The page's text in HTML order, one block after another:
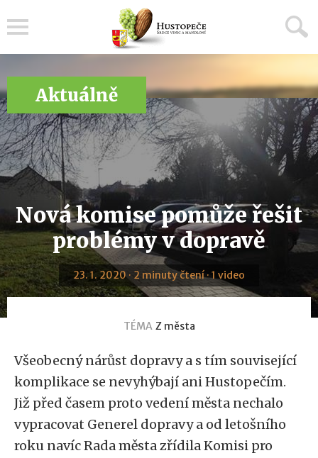
Aktuálně
Nová komise pomůže řešit
problémy v dopravě
23. 1. 2020 · 2 minuty čtení · 1 video
TÉMA Z města
Všeobecný nárůst dopravy a s tím související
komplikace se nevyhýbají ani Hustopečím.
Již před časem proto vedení města nechalo
vypracovat Generel dopravy a od letošního
roku navíc Rada města zřídila Komisi pro